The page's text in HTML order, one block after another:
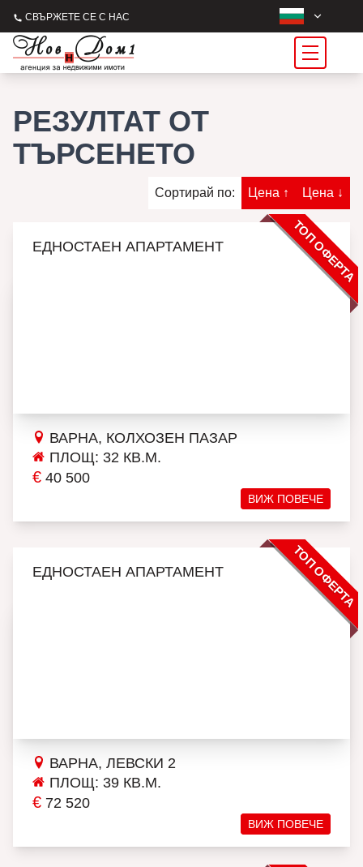
СВЪРЖЕТЕ СЕ С НАС
РЕЗУЛТАТ ОТ
ТЪРСЕНЕТО
Сортирай по: Цена ↑ Цена ↓
ТОП ОФЕРТА
ЕДНОСТАЕН АПАРТАМЕНТ
ВАРНА, КОЛХОЗЕН ПАЗАР
ПЛОЩ: 32 КВ.М.
€ 40 500
ВИЖ ПОВЕЧЕ
ТОП ОФЕРТА
ЕДНОСТАЕН АПАРТАМЕНТ
ВАРНА, ЛЕВСКИ 2
ПЛОЩ: 39 КВ.М.
€ 72 520
ВИЖ ПОВЕЧЕ